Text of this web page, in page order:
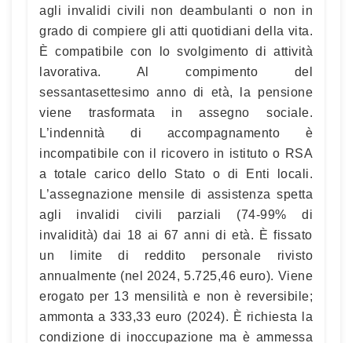
agli invalidi civili non deambulanti o non in
grado di compiere gli atti quotidiani della vita.
È compatibile con lo svolgimento di attività
lavorativa. Al compimento del
sessantasettesimo anno di età, la pensione
viene trasformata in assegno sociale.
L’indennità di accompagnamento è
incompatibile con il ricovero in istituto o RSA
a totale carico dello Stato o di Enti locali.
L’assegnazione mensile di assistenza spetta
agli invalidi civili parziali (74-99% di
invalidità) dai 18 ai 67 anni di età. È fissato
un limite di reddito personale rivisto
annualmente (nel 2024, 5.725,46 euro). Viene
erogato per 13 mensilità e non è reversibile;
ammonta a 333,33 euro (2024). È richiesta la
condizione di inoccupazione ma è ammessa